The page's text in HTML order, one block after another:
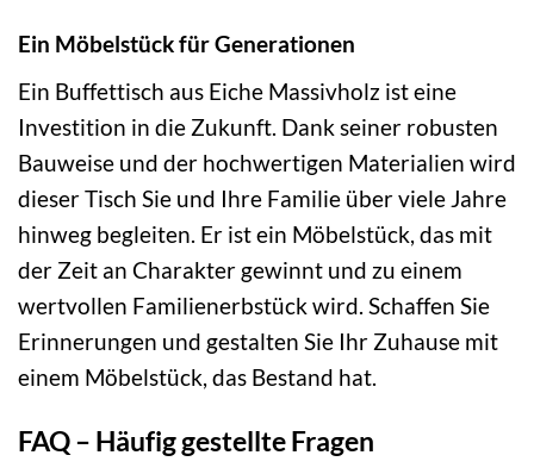
Ein Möbelstück für Generationen
Ein Buffettisch aus Eiche Massivholz ist eine
Investition in die Zukunft. Dank seiner robusten
Bauweise und der hochwertigen Materialien wird
dieser Tisch Sie und Ihre Familie über viele Jahre
hinweg begleiten. Er ist ein Möbelstück, das mit
der Zeit an Charakter gewinnt und zu einem
wertvollen Familienerbstück wird. Schaffen Sie
Erinnerungen und gestalten Sie Ihr Zuhause mit
einem Möbelstück, das Bestand hat.
FAQ – Häufig gestellte Fragen